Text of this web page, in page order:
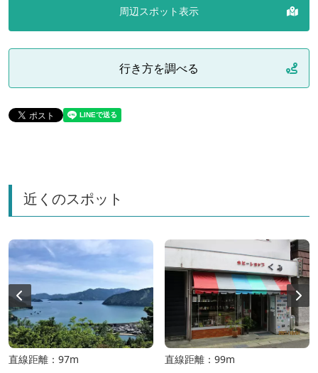
周辺スポット表示
行き方を調べる
近くのスポット
直線距離：97m 直線距離：99m